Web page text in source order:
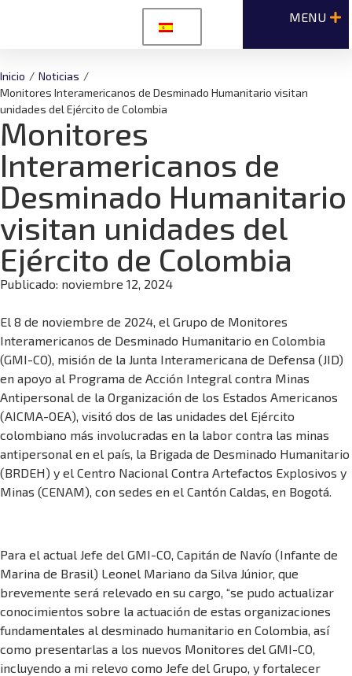
Inicio / Noticias /
Monitores Interamericanos de Desminado Humanitario visitan
unidades del Ejército de Colombia
Monitores
Interamericanos de
Desminado Humanitario
visitan unidades del
Ejército de Colombia
Publicado: noviembre 12, 2024
El 8 de noviembre de 2024, el Grupo de Monitores
Interamericanos de Desminado Humanitario en Colombia
(GMI-CO), misión de la Junta Interamericana de Defensa (JID)
en apoyo al Programa de Acción Integral contra Minas
Antipersonal de la Organización de los Estados Americanos
(AICMA-OEA), visitó dos de las unidades del Ejército
colombiano más involucradas en la labor contra las minas
antipersonal en el país, la Brigada de Desminado Humanitario
(BRDEH) y el Centro Nacional Contra Artefactos Explosivos y
Minas (CENAM), con sedes en el Cantón Caldas, en Bogotá.
Para el actual Jefe del GMI-CO, Capitán de Navío (Infante de
Marina de Brasil) Leonel Mariano da Silva Júnior, que
brevemente será relevado en su cargo, “se pudo actualizar
conocimientos sobre la actuación de estas organizaciones
fundamentales al desminado humanitario en Colombia, así
como presentarlas a los nuevos Monitores del GMI-CO,
incluyendo a mi relevo como Jefe del Grupo, y fortalecer